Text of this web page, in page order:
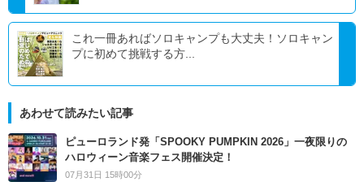
これ一冊あればソロキャンプも大丈夫！ソロキャン
プに初めて挑戦する方...
あわせて読みたい記事
ピューロランド発「SPOOKY PUMPKIN 2026」一夜限りの
ハロウィーン音楽フェス開催決定！
07月31日 15時00分